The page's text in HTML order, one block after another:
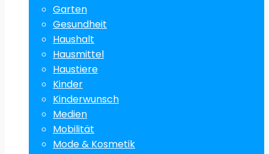
Garten
Gesundheit
Haushalt
Hausmittel
Haustiere
Kinder
Kinderwunsch
Medien
Mobilität
Mode & Kosmetik